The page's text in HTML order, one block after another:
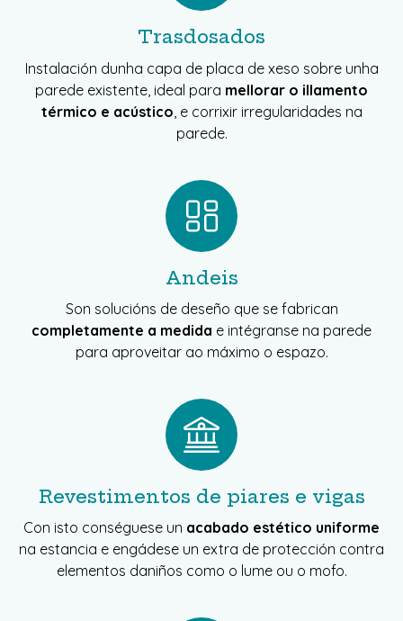
Trasdosados
Instalación dunha capa de placa de xeso sobre unha
parede existente, ideal para mellorar o illamento
térmico e acústico , e corrixir irregularidades na
parede.
Andeis
Son solucións de deseño que se fabrican
completamente a medida e intégranse na parede
para aproveitar ao máximo o espazo.
Revestimentos de piares e vigas
Con isto conséguese un acabado estético uniforme
na estancia e engádese un extra de protección contra
elementos daniños como o lume ou o mofo.